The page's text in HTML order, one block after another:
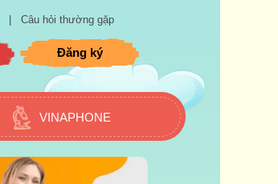
Câu hỏi thường gặp
Đăng ký
VINAPHONE